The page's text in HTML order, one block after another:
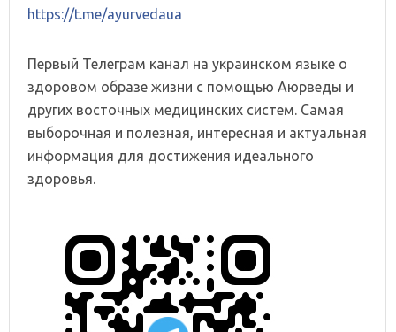
https://t.me/ayurvedaua
Первый Телеграм канал на украинском языке о
здоровом образе жизни с помощью Аюрведы и
других восточных медицинских систем. Самая
выборочная и полезная, интересная и актуальная
информация для достижения идеального
здоровья.